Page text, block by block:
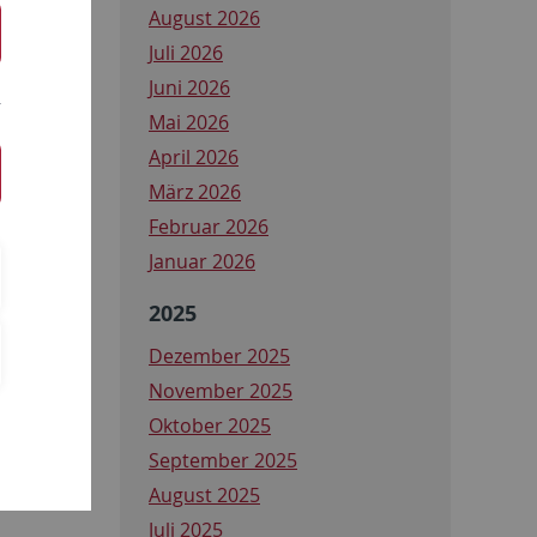
August 2026
Juli 2026
Juni 2026
Mai 2026
April 2026
März 2026
Februar 2026
Januar 2026
2025
Dezember 2025
November 2025
Oktober 2025
September 2025
August 2025
Juli 2025